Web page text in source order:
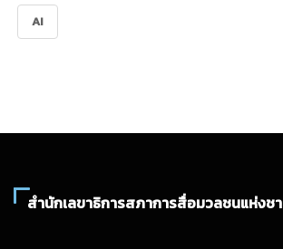
AI
สำนักเลขาธิการสภาการสื่อมวลชนแห่งช